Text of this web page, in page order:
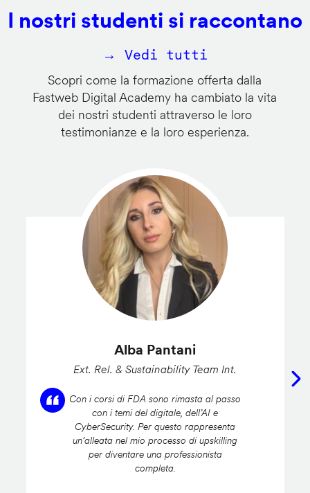
I nostri studenti si raccontano
→ Vedi tutti
Scopri come la formazione offerta dalla
Fastweb Digital Academy ha cambiato la vita
dei nostri studenti attraverso le loro
testimonianze e la loro esperienza.
Alba Pantani
Ext. Rel. & Sustainability Team Int.
Con i corsi di FDA sono rimasta al passo
con i temi del digitale, dell’AI e
CyberSecurity. Per questo rappresenta
un’alleata nel mio processo di upskilling
per diventare una professionista
completa.